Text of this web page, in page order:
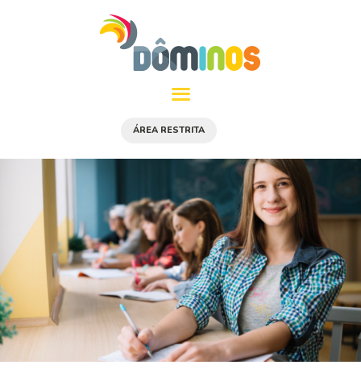
ÁREA RESTRITA
Escola Dôminos
Escola Dôminos – Educação Infantil e Ensino Fundamental.
SOBRE NÓS
ED. INFANTIL
FUNDAMENTAL I
FUNDAMENTAL II
CONTATO
COLABORADOR